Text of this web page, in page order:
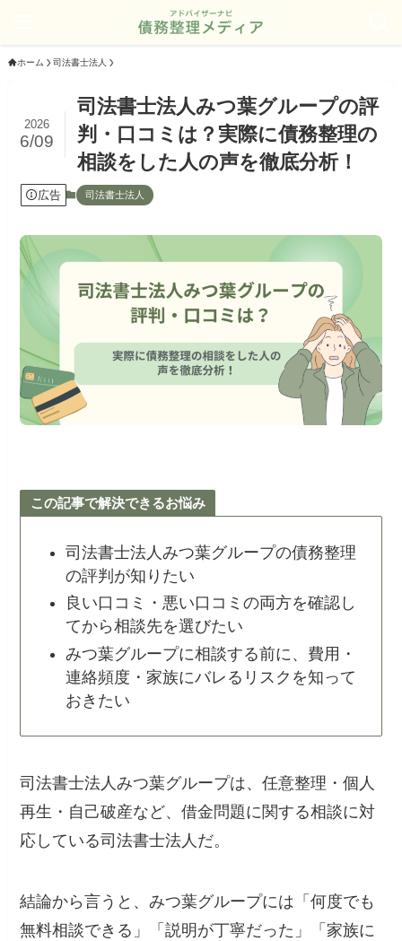
ホーム 司法書士法人
司法書士法人みつ葉グループの評
判・口コミは？実際に債務整理の
相談をした人の声を徹底分析！
2026
6/09
広告 司法書士法人
この記事で解決できるお悩み
司法書士法人みつ葉グループの債務整理
の評判が知りたい
良い口コミ・悪い口コミの両方を確認し
てから相談先を選びたい
みつ葉グループに相談する前に、費用・
連絡頻度・家族にバレるリスクを知って
おきたい
司法書士法人みつ葉グループは、任意整理・個人
再生・自己破産など、借金問題に関する相談に対
応している司法書士法人だ。
結論から言うと、みつ葉グループには「何度でも
無料相談できる」「説明が丁寧だった」「家族に